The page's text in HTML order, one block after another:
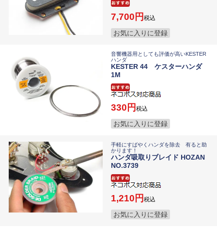
7,700 税込
お気に入りに登録
音響機器用としても評価が高いKESTER
ハンダ
KESTER 44 ケスターハンダ
1M
330 税込
お気に入りに登録
手軽にすばやくハンダを除去 有ると助
かります！
ハンダ吸取りブレイド HOZAN
NO.3739
1,210 税込
お気に入りに登録